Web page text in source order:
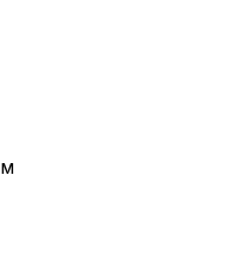
В56,00см